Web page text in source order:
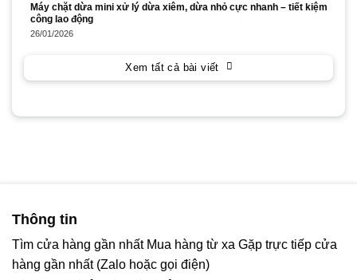
Máy chặt dừa mini xử lý dừa xiêm, dừa nhỏ cực nhanh – tiết kiệm
công lao động
26/01/2026
Xem tất cả bài viết
Thông tin
Tìm cửa hàng gần nhất Mua hàng từ xa Gặp trực tiếp cửa
hàng gần nhất (Zalo hoặc gọi điện)